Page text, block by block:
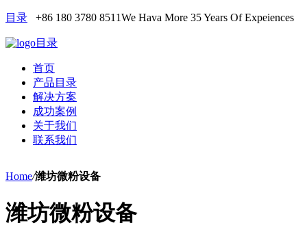
目录 +86 180 3780 8511We Hava More 35 Years Of Expeiences
目录
首页
产品目录
解决方案
成功案例
关于我们
联系我们
Home/潍坊微粉设备
潍坊微粉设备